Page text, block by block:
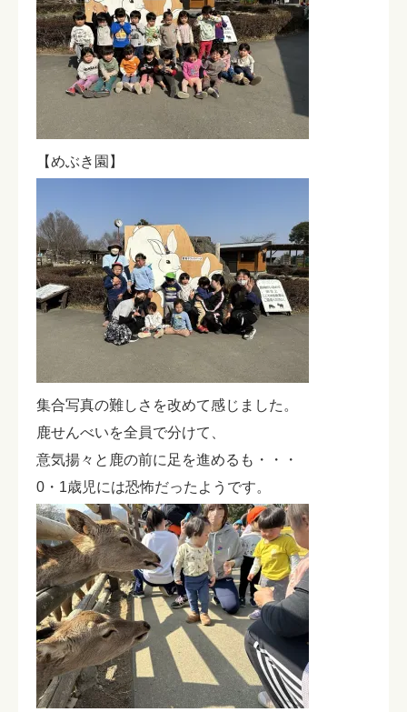
【めぶき園】
集合写真の難しさを改めて感じました。
鹿せんべいを全員で分けて、
意気揚々と鹿の前に足を進めるも・・・
0・1歳児には恐怖だったようです。